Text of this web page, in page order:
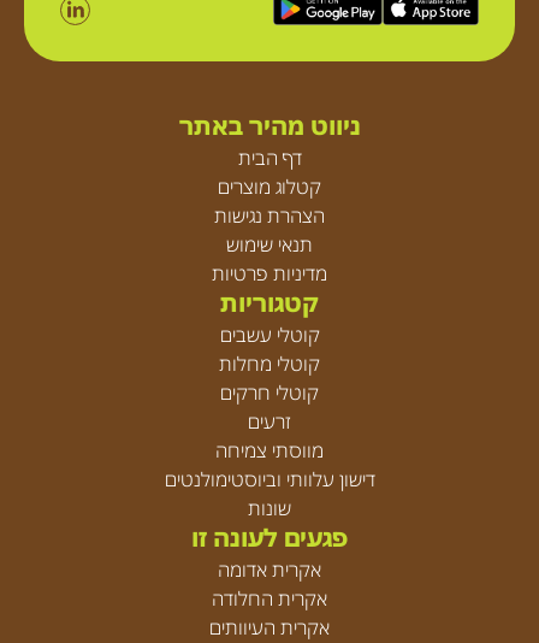
ניווט מהיר באתר
דף הבית
קטלוג מוצרים
הצהרת נגישות
תנאי שימוש
מדיניות פרטיות
קטגוריות
קוטלי עשבים
קוטלי מחלות
קוטלי חרקים
זרעים
מווסתי צמיחה
דישון עלוותי וביוסטימולנטים
שונות
פגעים לעונה זו
אקרית אדומה
אקרית החלודה
אקרית העיוותים